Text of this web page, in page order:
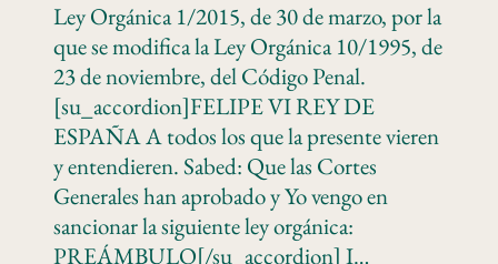
Ley Orgánica 1/2015, de 30 de marzo, por la
que se modifica la Ley Orgánica 10/1995, de
23 de noviembre, del Código Penal.
[su_accordion]FELIPE VI REY DE
ESPAÑA A todos los que la presente vieren
y entendieren. Sabed: Que las Cortes
Generales han aprobado y Yo vengo en
sancionar la siguiente ley orgánica:
PREÁMBULO[/su_accordion] I…